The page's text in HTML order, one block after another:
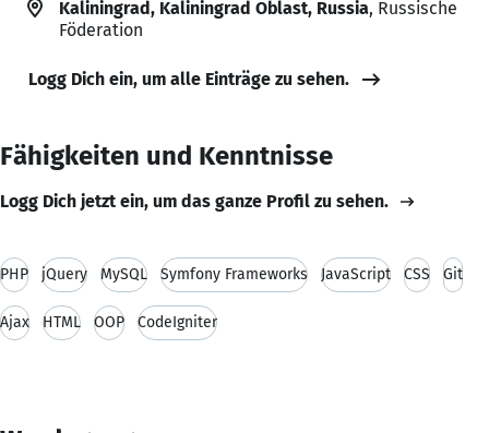
Kaliningrad, Kaliningrad Oblast, Russia, Russische
Föderation
Logg Dich ein, um alle Einträge zu sehen.
Fähigkeiten und Kenntnisse
Logg Dich jetzt ein, um das ganze Profil zu sehen.
PHP jQuery MySQL Symfony Frameworks JavaScript CSS Git
Ajax HTML OOP CodeIgniter